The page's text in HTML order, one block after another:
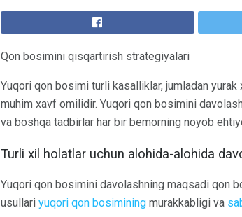
Qon bosimini qisqartirish strategiyalari
Yuqori qon bosimi turli kasalliklar, jumladan
muhim xavf omilidir. Yuqori qon bosimini
va boshqa tadbirlar har bir bemorning noyob
Turli xil holatlar uchun alohida-alohida
Yuqori qon bosimini davolashning maqsadi qon
usullari yuqori qon bosimining murakkabligi va